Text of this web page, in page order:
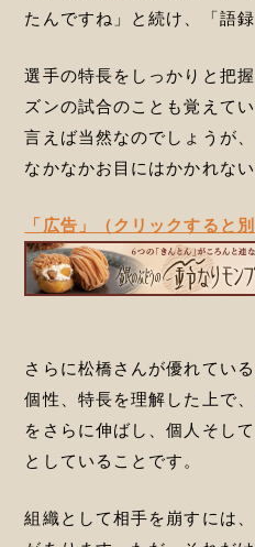
たんですね」と続け、「語
選手の特長をしっかりと把
ズンの試合のことも覚えて
言えば当然なのでしょうが
なかなかお目にはかかれな
「広告」（クリックすると
さらに松橋さんが優れてい
個性、特長を理解した上で
をさらに伸ばし、個人そし
としていることです。
組織として相手を崩すには